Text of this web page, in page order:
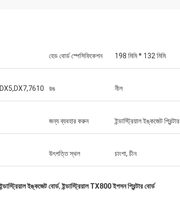
হেড বোর্ড স্পেসিফিকেশন 198 মিমি * 132 মিমি
রঙ নীল
জন্য ব্যবহার করুন ইন্ডাস্ট্রিয়াল ইঙ্কজেট প্রিন্টার
উৎপত্তি স্থল চাংশা, চীন
ইঙ্কজেট বোর্ড,ইন্ডাস্ট্রিয়াল TX800 ইপসন প্রিন্টার বোর্ড